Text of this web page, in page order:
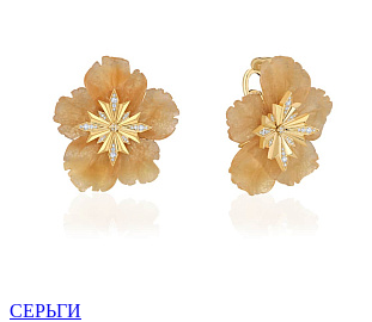
СЕРЬГИ